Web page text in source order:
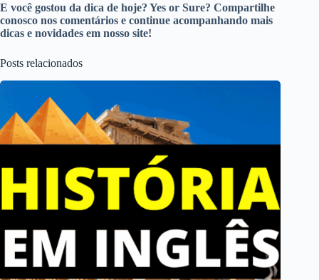
E você gostou da dica de hoje? Yes or Sure? Compartilhe
conosco nos comentários e continue acompanhando mais
dicas e novidades em nosso site!
Posts relacionados